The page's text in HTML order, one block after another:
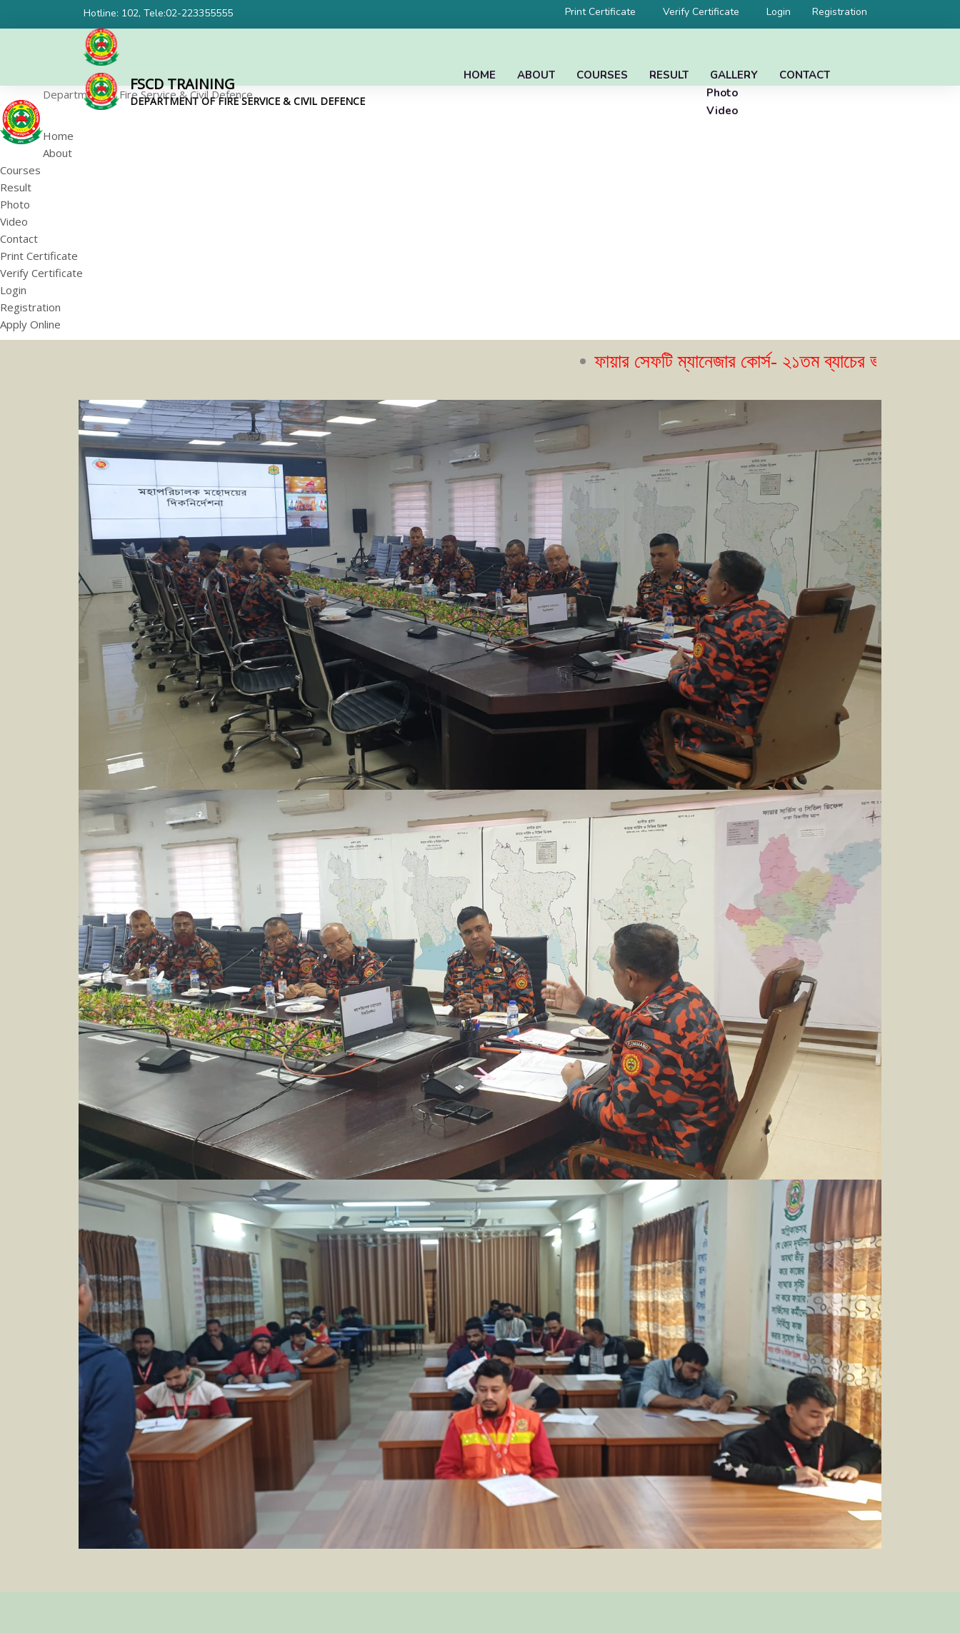
Hotline: 102, Tele:02-223355555 Print Certificate Verify Certificate Login Registration
FSCD TRAINING
DEPARTMENT OF FIRE SERVICE & CIVIL DEFENCE
CONTACT
GALLERY
Photo
Video
RESULT
COURSES
ABOUT
HOME
Department of Fire Service & Civil Defence
Home
About
Courses
Result
Photo
Video
Contact
Print Certificate
Verify Certificate
Login
Registration
Apply Online
ফায়ার সেফটি ম্যানেজার কোর্স- ২১তম ব্যাচের ভর্তি বিজ্ঞপ্তি